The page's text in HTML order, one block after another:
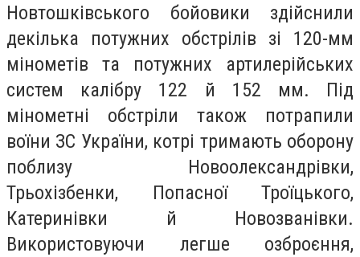
Новтошківського бойовики здійснили
декілька потужних обстрілів зі 120-мм
мінометів та потужних артилерійських
систем калібру 122 й 152 мм. Під
мінометні обстріли також потрапили
воїни ЗС України, котрі тримають оборону
поблизу Новоолександрівки,
Трьохізбенки, Попасної Троїцького,
Катеринівки й Новозванівки.
Використовуючи легше озброєння,